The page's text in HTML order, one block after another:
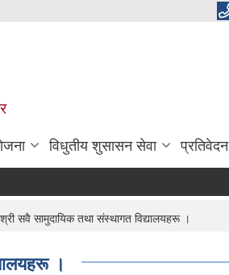
विधुतीय शुसासन सेवा प्रतिवेदन
श्री सवै सामुदायिक तथा संस्थागत विद्यालयहरू ।
।